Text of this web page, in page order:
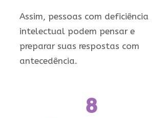
Assim, pessoas com deficiência
intelectual podem pensar e
preparar suas respostas com
antecedência.
8